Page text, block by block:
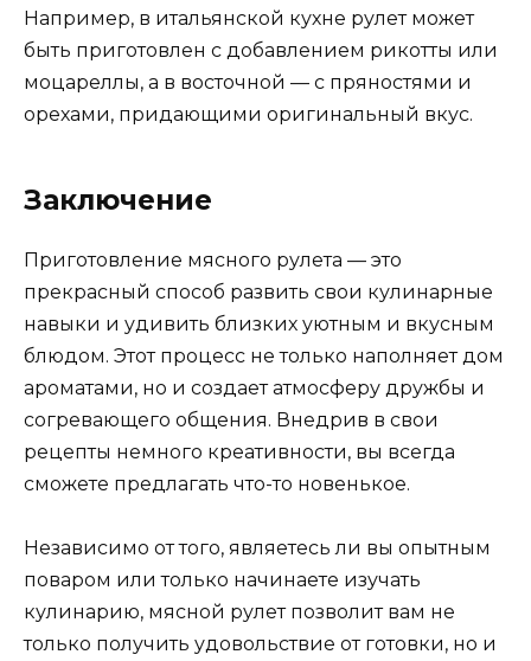
Например, в итальянской кухне рулет может
быть приготовлен с добавлением рикотты или
моцареллы, а в восточной — с пряностями и
орехами, придающими оригинальный вкус.
Заключение
Приготовление мясного рулета — это
прекрасный способ развить свои кулинарные
навыки и удивить близких уютным и вкусным
блюдом. Этот процесс не только наполняет дом
ароматами, но и создает атмосферу дружбы и
согревающего общения. Внедрив в свои
рецепты немного креативности, вы всегда
сможете предлагать что-то новенькое.
Независимо от того, являетесь ли вы опытным
поваром или только начинаете изучать
кулинарию, мясной рулет позволит вам не
только получить удовольствие от готовки, но и